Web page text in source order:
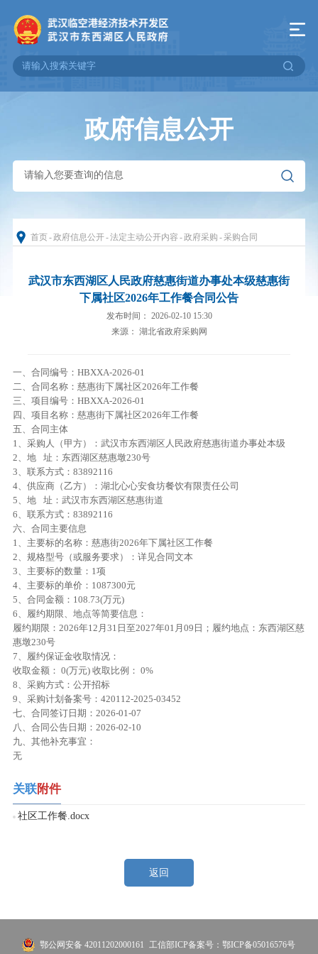
政府信息公开
首页-政府信息公开-法定主动公开内容 -政府采购 -采购合同
武汉市东西湖区人民政府慈惠街道办事处本级慈惠街
下属社区2026年工作餐合同公告
发布时间： 2026-02-10 15:30
来源： 湖北省政府采购网
一、合同编号：HBXXA-2026-01
二、合同名称：慈惠街下属社区2026年工作餐
三、项目编号：HBXXA-2026-01
四、项目名称：慈惠街下属社区2026年工作餐
五、合同主体
1、采购人（甲方）：武汉市东西湖区人民政府慈惠街道办事处本级
2、地 址：东西湖区慈惠墩230号
3、联系方式：83892116
4、供应商（乙方）：湖北心心安食坊餐饮有限责任公司
5、地 址：武汉市东西湖区慈惠街道
6、联系方式：83892116
六、合同主要信息
1、主要标的名称：慈惠街2026年下属社区工作餐
2、规格型号（或服务要求）：详见合同文本
3、主要标的数量：1项
4、主要标的单价：1087300元
5、合同金额：108.73(万元)
6、履约期限、地点等简要信息：
履约期限：2026年12月31日至2027年01月09日；履约地点：东西湖区慈
惠墩230号
7、履约保证金收取情况：
收取金额： 0(万元) 收取比例： 0%
8、采购方式：公开招标
9、采购计划备案号：420112-2025-03452
七、合同签订日期：2026-01-07
八、合同公告日期：2026-02-10
九、其他补充事宜：
无
关联附件
社区工作餐.docx
返回
鄂公网安备 42011202000161 工信部ICP备案号：鄂ICP备05016576号